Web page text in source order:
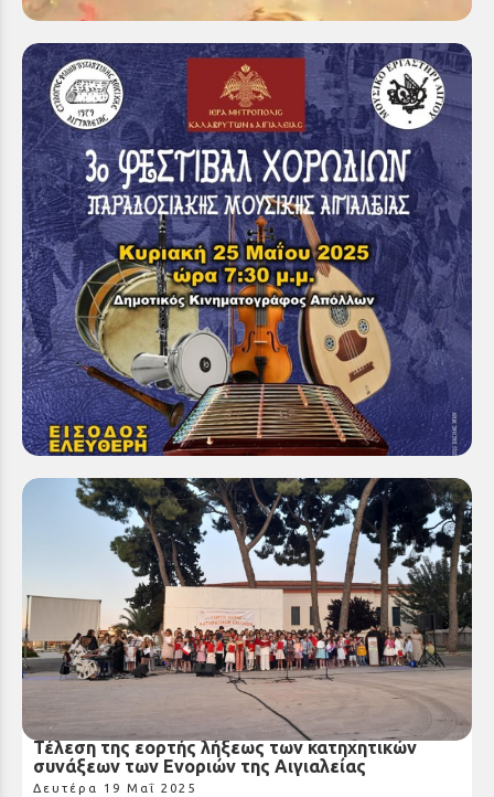
3ο Φεστιβάλ Χορωδιών Παραδοσιακής Μουσικής
Αιγιαλείας
Παρασκευή 23 Μαΐ 2025
Μία μουσική πανδαισία θα έχουν την ευκαιρία να
απολαύσουν όσοι συμπολίτες μας προσέλθουν την
Κυριακή 25 Μαΐου 2025 και ώρα...
Τέλεση της εορτής λήξεως των κατηχητικών
συνάξεων των Ενοριών της Αιγιαλείας
Δευτέρα 19 Μαΐ 2025